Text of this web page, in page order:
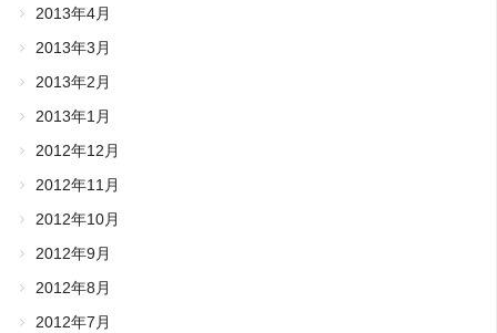
2013年4月
2013年3月
2013年2月
2013年1月
2012年12月
2012年11月
2012年10月
2012年9月
2012年8月
2012年7月